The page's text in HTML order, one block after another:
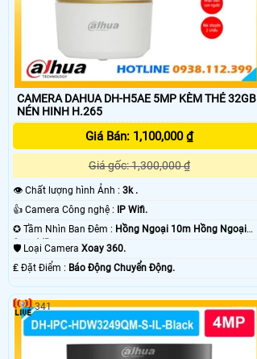
CAMERA DAHUA DH-H5AE 5MP KÈM THẺ 32GB
NÉN HINH H.265
Giá Bán: 1,100,000 ₫
Giá gốc: 1,300,000 ₫
👁 Chất lượng hình Ảnh : 3k .
👍 Camera Công nghệ :
IP Wifi.
✪ Tầm Nhìn Ban Đêm : Hồng Ngoại 10m Hồng Ngoại
Smart IR.
🛡 Loại Camera Xoay 360.
️₤ Đặt Điểm : Báo Động Chuyển Động.
341